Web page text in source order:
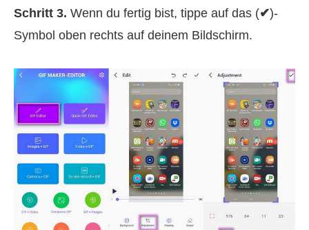
Schritt 3. Wenn du fertig bist, tippe auf das (✔)-
Symbol oben rechts auf deinem Bildschirm.